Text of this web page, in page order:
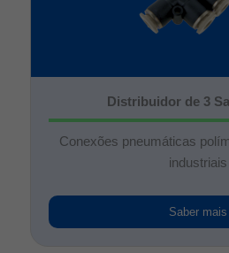
Distribuidor de 3
Conexões pneumáticas
industriais
Saber mais